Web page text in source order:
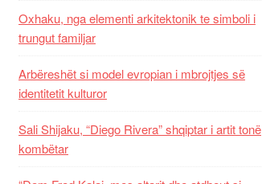
Oxhaku, nga elementi arkitektonik te simboli i
trungut familjar
Arbëreshët si model evropian i mbrojtjes së
identitetit kulturor
Sali Shijaku, “Diego Rivera” shqiptar i artit tonë
kombëtar